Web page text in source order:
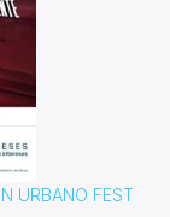
URBANO FEST